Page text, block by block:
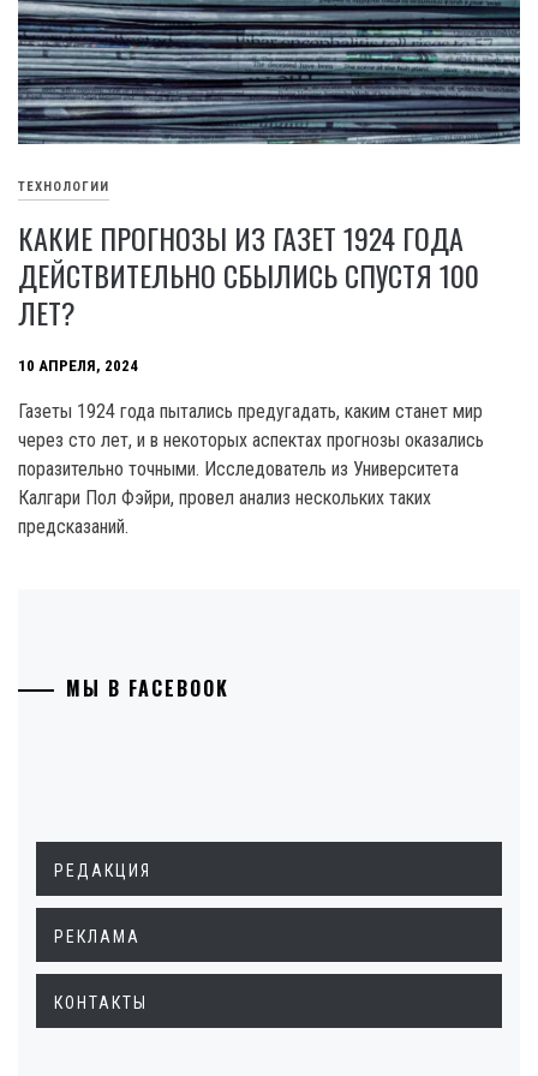
ТЕХНОЛОГИИ
КАКИЕ ПРОГНОЗЫ ИЗ ГАЗЕТ 1924 ГОДА
ДЕЙСТВИТЕЛЬНО СБЫЛИСЬ СПУСТЯ 100
ЛЕТ?
10 АПРЕЛЯ, 2024
Газеты 1924 года пытались предугадать, каким станет мир
через сто лет, и в некоторых аспектах прогнозы оказались
поразительно точными. Исследователь из Университета
Калгари Пол Фэйри, провел анализ нескольких таких
предсказаний.
МЫ В FACEBOOK
РЕДАКЦИЯ
РЕКЛАМА
КОНТАКТЫ